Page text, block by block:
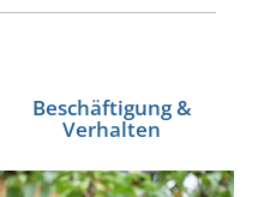
Beschäftigung &
Verhalten